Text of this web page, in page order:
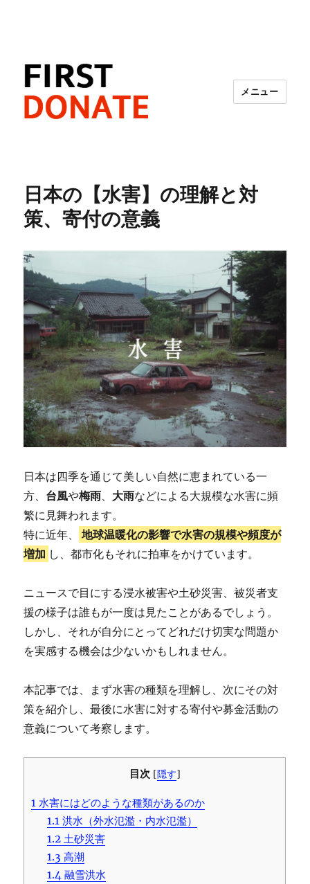
メニュー
日本の【水害】の理解と対
策、寄付の意義
日本は四季を通じて美しい自然に恵まれている一
方、 台風や梅雨、 大雨などによる大規模な水害に頻
繁に見舞われます。
特に近年、
地球温暖化の影響で水害の規模や頻度が
増加 し、都市化もそれに拍車をかけています。
ニュースで目にする浸水被害や土砂災害、被災者支
援の様子は誰もが一度は見たことがあるでしょう。
しかし、それが自分にとってどれだけ切実な問題か
を実感する機会は少ないかもしれません。
本記事では、まず水害の種類を理解し、次にその対
策を紹介し、最後に水害に対する寄付や募金活動の
意義について考察します。
目次 [隠す]
1 水害にはどのような種類があるのか
1.1 洪水（外水氾濫・内水氾濫）
1.2 土砂災害
1.3 高潮
1.4 融雪洪水